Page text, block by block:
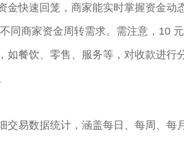
快速回笼，商家能实时掌握资金动
同商家资金周转需求。需注意，10
如餐饮、零售、服务等，对收款进
交易数据统计，涵盖每日、每周、